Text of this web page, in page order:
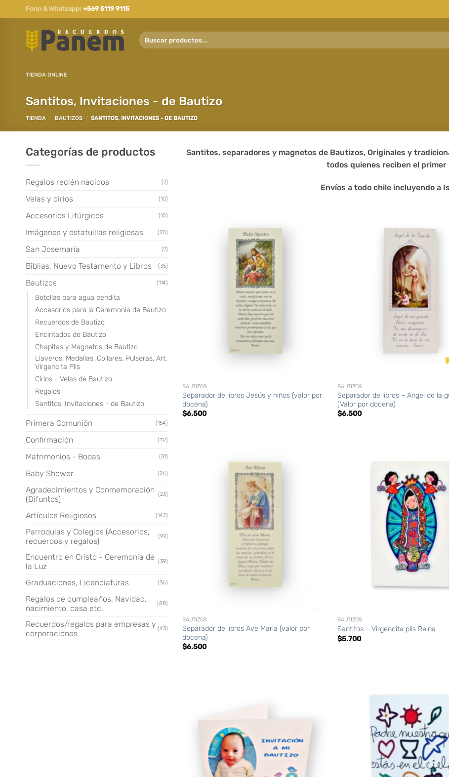
al
contenido
Fono & Whatsapp: +569 5119 9115
Buscar
por:
TIENDA ONLINE
Santitos, Invitaciones - de Bautizo
TIENDA / BAUTIZOS / SANTITOS, INVITACIONES - DE BAUTIZO
Categorías de productos
Regalos recién nacidos (7)
Velas y cirios (10)
Accesorios Litúrgicos (10)
Imágenes y estatuillas religiosas (20)
San Josemaría (7)
Biblias, Nuevo Testamento y Libros (35)
Bautizos (114)
Botellas para agua bendita
Accesorios para la Ceremonia de Bautizo
Recuerdos de Bautizo
Encintados de Bautizo
Chapitas y Magnetos de Bautizo
Llaveros, Medallas, Collares, Pulseras, Art.
Virgencita Plis
Cirios - Velas de Bautizo
Regalos
Santitos, Invitaciones - de Bautizo
Primera Comunión (154)
Confirmación (117)
Matrimonios - Bodas (31)
Baby Shower (26)
Agradecimientos y Conmemoración
(Difuntos)
(23)
Artículos Religiosos (142)
Parroquias y Colegios (Accesorios,
recuerdos y regalos)
(99)
Encuentro en Cristo - Ceremonia de
la Luz
(39)
Graduaciones, Licenciaturas (36)
Regalos de cumpleaños, Navidad,
nacimiento, casa etc.
(88)
Recuerdos/regalos para empresas y
corporaciones
(43)
Santitos, separadores y magnetos de Bautizos, Originales y
todos quienes reciben el primer
Envíos a todo chile incluyendo a
BAUTIZOS
Separador de libros Jesús y niños (valor por
docena)
$6.500
BAUTIZOS
Separador de libros – Angel de la
(Valor por docena)
$6.500
BAUTIZOS
Separador de libros Ave María (valor por
docena)
$6.500
BAUTIZOS
Santitos – Virgencita plis Reina
$5.700